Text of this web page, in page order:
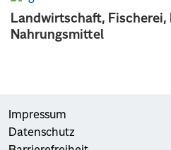
Landwirtschaft,
Nahrungsmittel
Impressum
Datenschutz